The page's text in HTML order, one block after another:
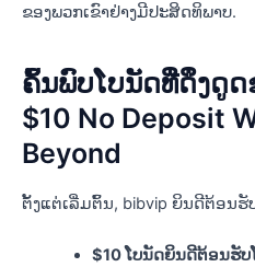
ຂອງພວກເຂົາຢ່າງມີປະສິດທິພາບ.
ຄົ້ນພົບໂບນັດທີ່ດຶງດູດ
$10 No Deposit
Beyond
ຕັ້ງແຕ່ເລີ່ມຕົ້ນ, bibvip ຍິນດີຕ້ອນ
$10 ໂບນັດຍິນດີຕ້ອນຮັ